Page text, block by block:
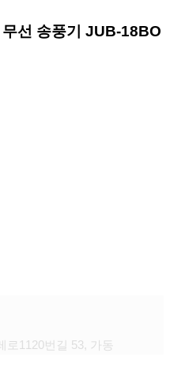
선 송풍기 JUB-18BO
로1120번길 53, 가동